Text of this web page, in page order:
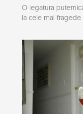
O legatura
la cele mai fragede